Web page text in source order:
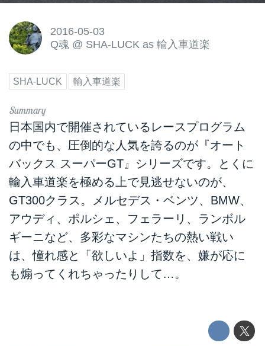
2016-05-03
Q魂 @ SHA-LUCK as 輸入車道楽
SHA-LUCK 輸入車道楽
日本国内で開催されているレースプログラム
の中でも、圧倒的な人気を誇るのが『オート
バックス スーパーGT』シリーズです。とくに
輸入車道楽を極める上で見逃せないのが、
GT300クラス。メルセデス・ベンツ、BMW、
アウディ、ポルシェ、フェラーリ、ランボル
ギーニなど、多彩なマシンたちの熱い戦い
は、憧れ感と「欲しいよ」指数を、嫌が応に
も煽ってくれちゃったりして…。